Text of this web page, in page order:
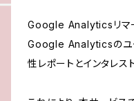
Google Analyticsリマ
Google Analyticsのユ
性レポートとインタレス